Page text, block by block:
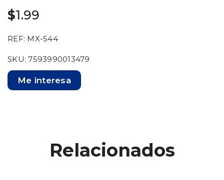
$1.99
REF: MX-544
SKU: 7593990013479
Me interesa
Relacionados